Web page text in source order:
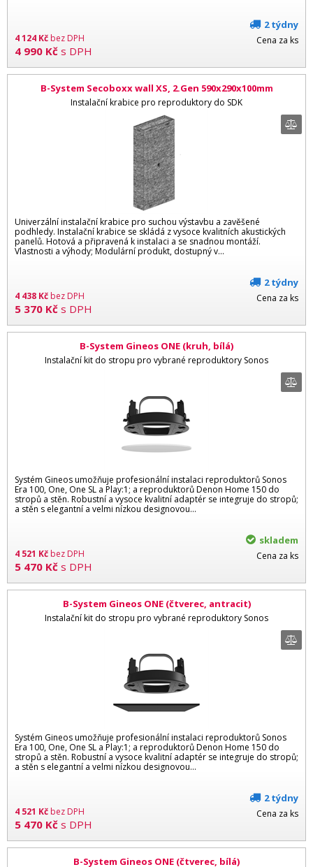
4 124 Kčbez DPH
4 990 Kč s DPH
2 týdny
Cena za ks
B-System Secoboxx wall XS, 2.Gen 590x290x100mm
Instalační krabice pro reproduktory do SDK
Univerzální instalační krabice pro suchou výstavbu a zavěšené
podhledy. Instalační krabice se skládá z vysoce kvalitních akustických
panelů. Hotová a připravená k instalaci a se snadnou montáží.
Vlastnosti a výhody; Modulární produkt, dostupný v...
4 438 Kčbez DPH
5 370 Kč s DPH
2 týdny
Cena za ks
B-System Gineos ONE (kruh, bílá)
Instalační kit do stropu pro vybrané reproduktory Sonos
Systém Gineos umožňuje profesionální instalaci reproduktorů Sonos
Era 100, One, One SL a Play:1; a reproduktorů Denon Home 150 do
stropů a stěn. Robustní a vysoce kvalitní adaptér se integruje do stropů;
a stěn s elegantní a velmi nízkou designovou...
4 521 Kčbez DPH
5 470 Kč s DPH
skladem
Cena za ks
B-System Gineos ONE (čtverec, antracit)
Instalační kit do stropu pro vybrané reproduktory Sonos
Systém Gineos umožňuje profesionální instalaci reproduktorů Sonos
Era 100, One, One SL a Play:1; a reproduktorů Denon Home 150 do
stropů a stěn. Robustní a vysoce kvalitní adaptér se integruje do stropů;
a stěn s elegantní a velmi nízkou designovou...
4 521 Kčbez DPH
5 470 Kč s DPH
2 týdny
Cena za ks
B-System Gineos ONE (čtverec, bílá)